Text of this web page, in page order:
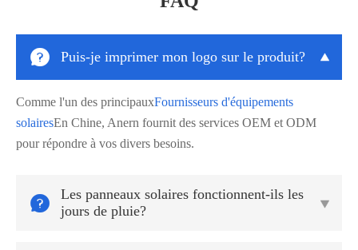
 Puis-je imprimer mon logo sur le produit? 
Comme l'un des principauxFournisseurs d'équipements
solairesEn Chine, Anern fournit des services OEM et ODM
pour répondre à vos divers besoins.

Les panneaux solaires fonctionnent-ils les
jours de pluie?
